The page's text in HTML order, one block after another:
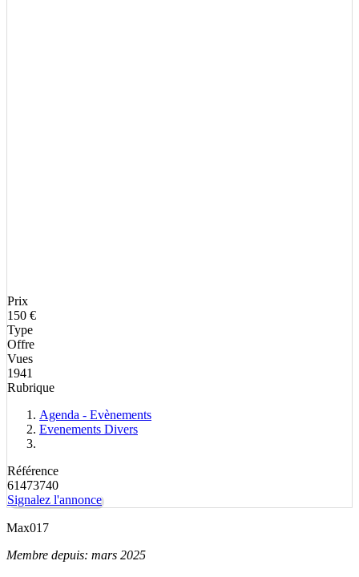
Prix
150 €
Type
Offre
Vues
1941
Rubrique
Agenda - Evènements
Evenements Divers
Référence
61473740
Signalez l'annonce
Max017
Membre depuis: mars 2025